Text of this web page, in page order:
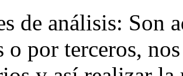
de análisis: Son
o por terceros,